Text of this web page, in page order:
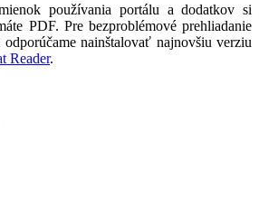
používania portálu a dodatkov si
PDF. Pre bezproblémové prehliadanie
nainštalovať najnovšiu verziu
Reader.